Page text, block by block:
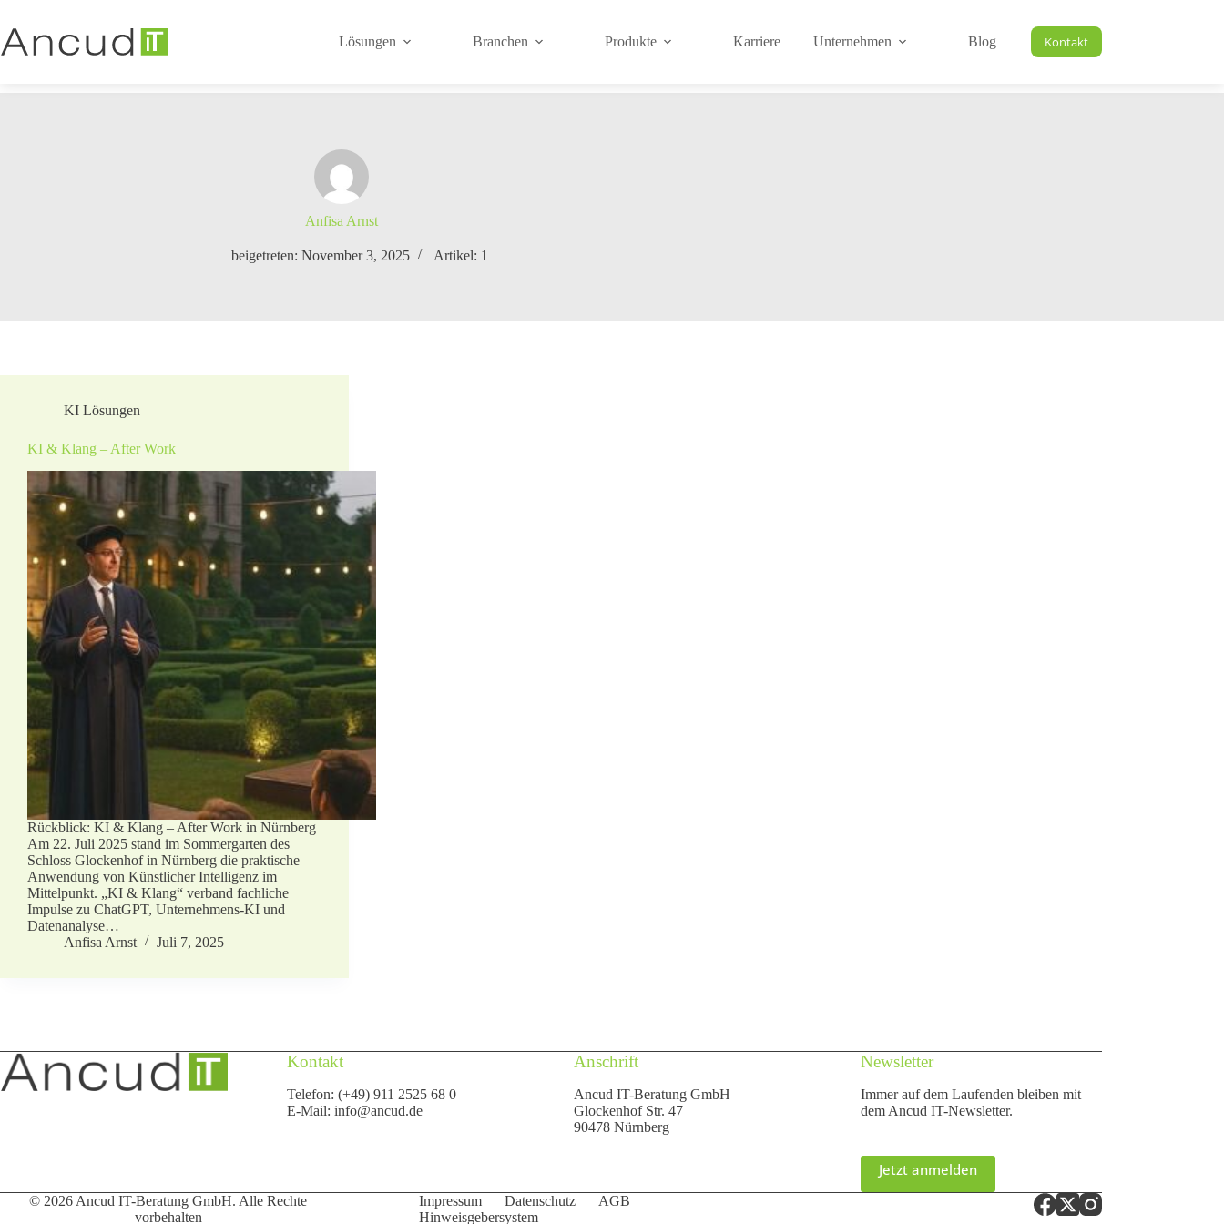
springen
Lösungen Branchen Produkte Karriere Unternehmen Blog Kontakt
Anfisa Arnst
beigetreten: November 3, 2025 Artikel: 1
KI Lösungen
KI & Klang – After Work
Rückblick: KI & Klang – After Work in Nürnberg
Am 22. Juli 2025 stand im Sommergarten des
Schloss Glockenhof in Nürnberg die praktische
Anwendung von Künstlicher Intelligenz im
Mittelpunkt. „KI & Klang“ verband fachliche
Impulse zu ChatGPT, Unternehmens-KI und
Datenanalyse…
Anfisa Arnst
Juli 7, 2025
Kontakt
Telefon: (+49) 911 2525 68 0
E-Mail: info@ancud.de
Anschrift
Ancud IT-Beratung GmbH
Glockenhof Str. 47
90478 Nürnberg
Newsletter
Immer auf dem Laufenden bleiben mit
dem Ancud IT-Newsletter.
Jetzt anmelden
© 2026 Ancud IT-Beratung GmbH. Alle Rechte
vorbehalten
Impressum Datenschutz
AGB
Hinweisgebersystem